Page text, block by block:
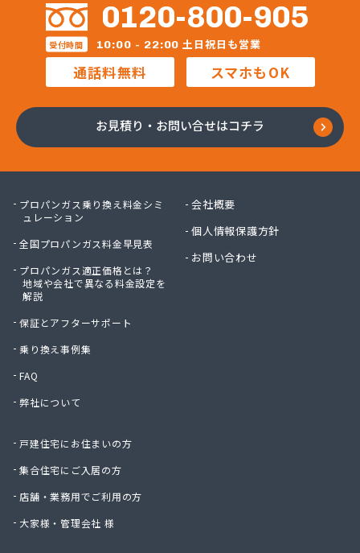
株式会社マルエイ名古屋支店
株式会社マルコー
株式会社マルハチ
株式会社マルマン
株式会社ヤマアキ
株式会社よしや商店
株式会社リピックス
株式会社リピックス 春日井センター
株式会社一プロ
株式会社稲藤商店
株式会社稲葉エネクス
株式会社宇佐美プロパン
株式会社下林
株式会社桑原商事
株式会社元久商店
株式会社古田商店
株式会社三好ガス
株式会社山源服部商会
0120-800-905
受付時間 10:00 - 22:00 土日祝日も営業
通話料無料 スマホもOK
お見積り・お問い合せはコチラ
プロパンガス乗り換え料金シミ
ュレーション
全国プロパンガス料金早見表
プロパンガス適正価格とは？
地域や会社で異なる料金設定を
解説
保証とアフターサポート
乗り換え事例集
FAQ
弊社について
戸建住宅にお住まいの方
集合住宅にご入居の方
店舗・業務用でご利用の方
大家様・管理会社 様
会社概要
個人情報保護方針
お問い合わせ